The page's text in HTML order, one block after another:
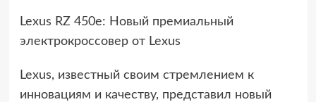
Lexus RZ 450e: Новый премиальный
электрокроссовер от Lexus
Lexus, известный своим стремлением к
инновациям и качеству, представил новый